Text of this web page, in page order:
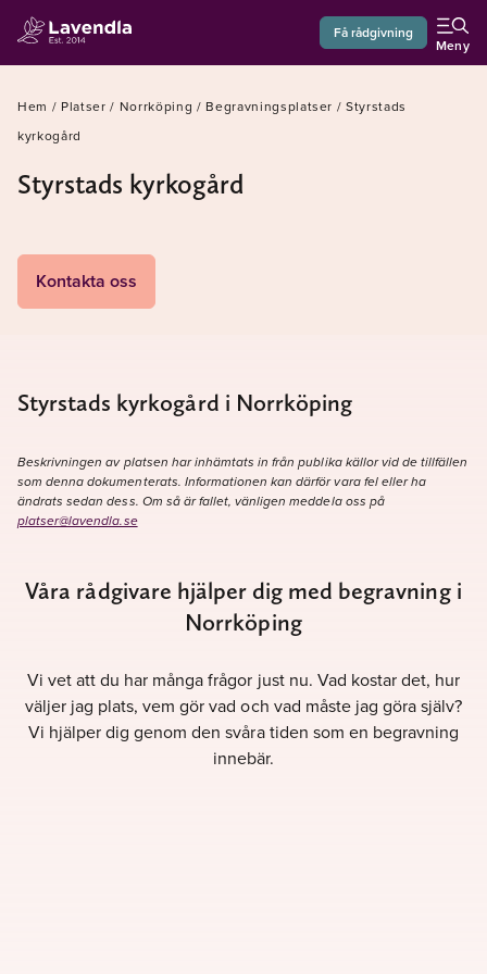
Få rådgivning
Meny
Hem / Platser / Norrköping / Begravningsplatser / Styrstads
kyrkogård
Styrstads kyrkogård
Kontakta oss
Styrstads kyrkogård i Norrköping
Beskrivningen av platsen har inhämtats in från publika källor vid de tillfällen
som denna dokumenterats. Informationen kan därför vara fel eller ha
ändrats sedan dess. Om så är fallet, vänligen meddela oss på
platser@lavendla.se
Våra rådgivare hjälper dig med begravning i
Norrköping
Vi vet att du har många frågor just nu. Vad kostar det, hur
väljer jag plats, vem gör vad och vad måste jag göra själv?
Vi hjälper dig genom den svåra tiden som en begravning
innebär.